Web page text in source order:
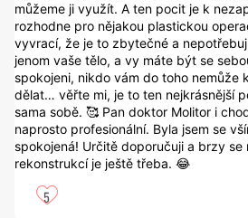
můžeme ji využít. A ten pocit je k
rozhodne pro nějakou plastickou
vyvrací, že je to zbytečné a
jenom vaše tělo, a vy máte být se
spokojeni, nikdo vám do toho nemůže
dělat… věřte mi, je to ten nejkrásnější
sama sobě. 🥰 Pan doktor Molitor i
naprosto profesionální. Byla jsem se
spokojená! Určitě doporučuji a brzy
rekonstrukcí je ještě třeba. 😂
5